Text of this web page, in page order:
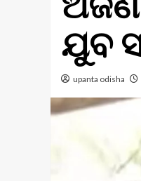
ଯୁବ
upanta odisha